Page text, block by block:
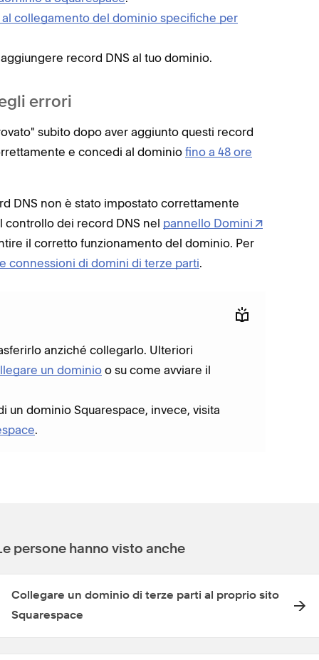
collegamento del dominio specifiche per
record DNS al tuo dominio.
errori
subito dopo aver aggiunto questi record
e concedi al dominio fino a 48 ore
DNS non è stato impostato correttamente
dei record DNS nel pannello Domini
il corretto funzionamento del dominio. Per
connessioni di domini di terze parti.
anziché collegarlo. Ulteriori
un dominio o su come avviare il
un dominio Squarespace, invece, visita
.
persone hanno visto anche
Collegare un dominio di terze parti al proprio sito
Squarespace